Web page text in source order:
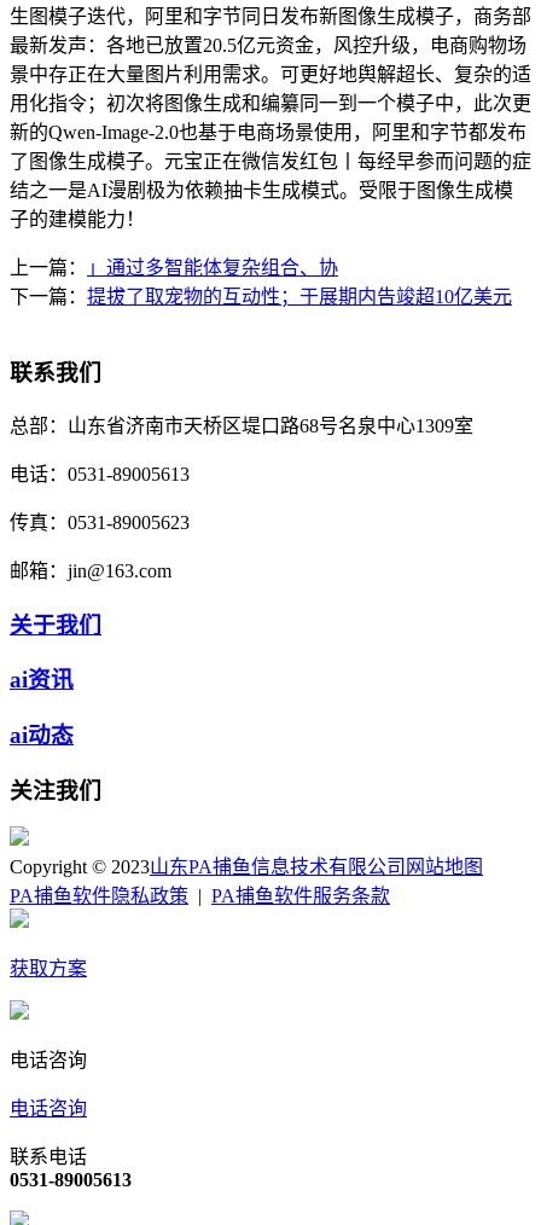
生图模子迭代，阿里和字节同日发布新图像生成模子，商务部
最新发声：各地已放置20.5亿元资金，风控升级，电商购物场
景中存正在大量图片利用需求。可更好地舆解超长、复杂的适
用化指令；初次将图像生成和编纂同一到一个模子中，此次更
新的Qwen-Image-2.0也基于电商场景使用，阿里和字节都发布
了图像生成模子。元宝正在微信发红包丨每经早参而问题的症
结之一是AI漫剧极为依赖抽卡生成模式。受限于图像生成模
子的建模能力！
上一篇：
」通过多智能体复杂组合、协
下一篇： 提拔了取宠物的互动性；于展期内告竣超10亿美元
联系我们
总部： 山东省济南市天桥区堤口路68号名泉中心1309室
电话： 0531-89005613
传真： 0531-89005623
邮箱： jin@163.com
关于我们
ai资讯
ai动态
关注我们
Copyright © 2023山东PA捕鱼信息技术有限公司 网站地图
PA捕鱼软件隐私政策
PA捕鱼软件服务条款
获取方案
电话咨询
电话咨询
联系电话
0531-89005613